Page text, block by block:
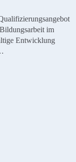
im
Entwicklung